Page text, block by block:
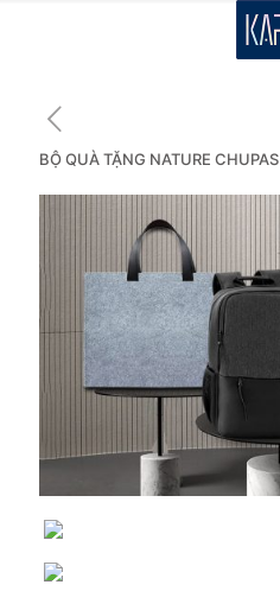
BỘ QUÀ TẶNG NATURE CHUPAS